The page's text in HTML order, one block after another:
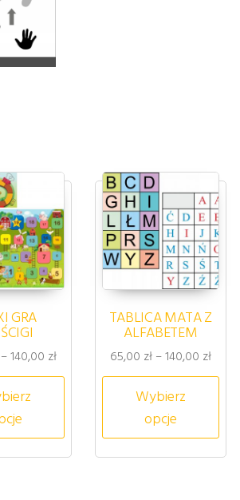
wybrać na stronie produktu
do 150,00 zł
wariantów. Opcje można wybrać
GRA
–140,00 złZakres cen: od 65,00 zł do 140,00 zł
Ten produkt ma wiele
TABLICA MATA Z
ALFABETEM
65,00 zł –140,00 zł
Wybierz
opcje